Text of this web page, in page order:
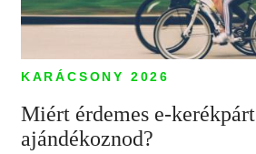
KARÁCSONY 2026
Miért érdemes e-kerékpárt
ajándékoznod?